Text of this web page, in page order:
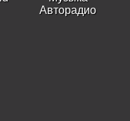
Авторадио